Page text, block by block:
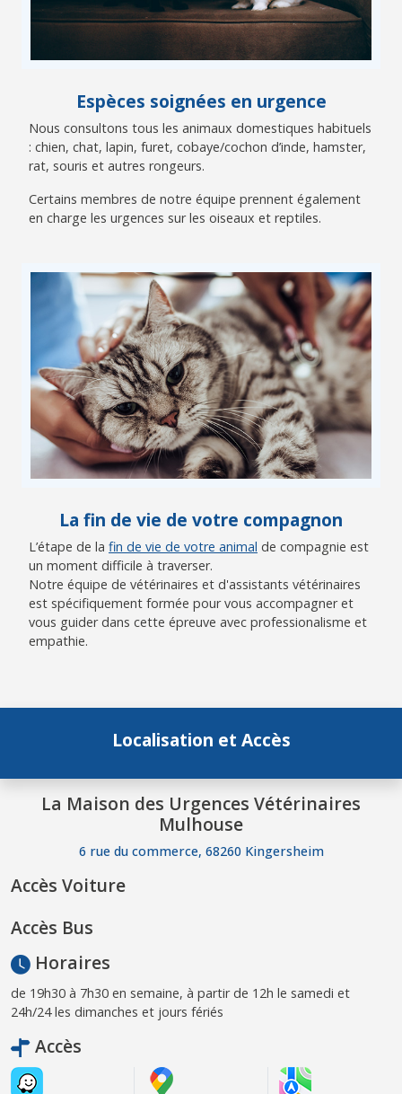
Espèces soignées en urgence
Nous consultons tous les animaux domestiques habituels
: chien, chat, lapin, furet, cobaye/cochon d’inde, hamster,
rat, souris et autres rongeurs.
Certains membres de notre équipe prennent également
en charge les urgences sur les oiseaux et reptiles.
La fin de vie de votre compagnon
L’étape de la fin de vie de votre animal de compagnie est
un moment difficile à traverser.
Notre équipe de vétérinaires et d'assistants vétérinaires
est spécifiquement formée pour vous accompagner et
vous guider dans cette épreuve avec professionalisme et
empathie.
Localisation et Accès
La Maison des Urgences Vétérinaires
Mulhouse
6 rue du commerce, 68260 Kingersheim
Accès Voiture
Accès Bus
Horaires
de 19h30 à 7h30 en semaine, à partir de 12h le samedi et
24h/24 les dimanches et jours fériés
Accès